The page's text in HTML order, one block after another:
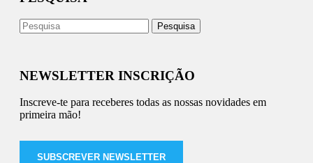
NEWSLETTER INSCRIÇÃO
Inscreve-te para receberes todas as nossas novidades em
primeira mão!
SUBSCREVER NEWSLETTER